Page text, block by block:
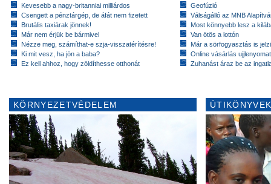
Kevesebb a nagy-britanniai milliárdos
Csengett a pénztárgép, de áfát nem fizetett
Brutális taxiárak jönnek!
Már nem érjük be bármivel
Nézze meg, számíthat-e szja-visszatérítésre!
Ki mit vesz, ha jön a baba?
Ez kell ahhoz, hogy zöldíthesse otthonát
Geofúzió
Válságálló az MNB
Most könnyebb lesz a
Van ötös a lottón
Már a sörfogyasztás is
Online vásárlás
Zuhanást áraz be az
KÖRNYEZETVÉDELEM